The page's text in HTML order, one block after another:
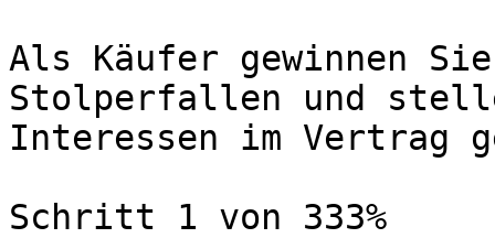
Als Käufer gewinnen
Stolperfallen und
Interessen im Vertrag
Schritt 1 von 333%